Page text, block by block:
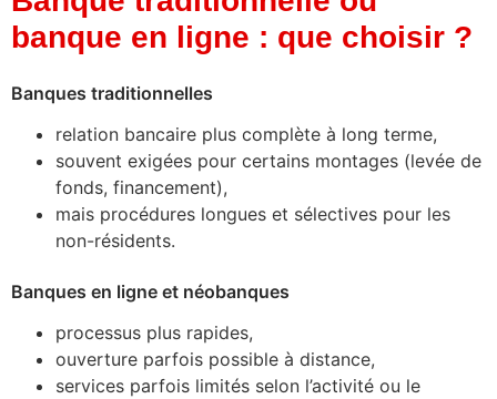
banque en ligne : que choisir ?
Banques traditionnelles
relation bancaire plus complète à long terme,
souvent exigées pour certains montages (levée de
fonds, financement),
mais procédures longues et sélectives pour les
non-résidents.
Banques en ligne et néobanques
processus plus rapides,
ouverture parfois possible à distance,
services parfois limités selon l’activité ou le